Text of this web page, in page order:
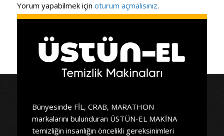
Yorum yapabilmek için oturum açmalısınız.
Bünyesinde FİL, CRAB, MARATHON
markalarını bulunduran ÜSTÜN-EL MAKİNA
temizliğin insanlığın öncelikli gereksinimleri